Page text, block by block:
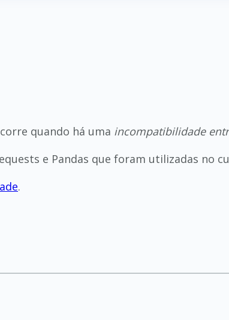
quando há uma incompatibilidade
e Pandas que foram utilizadas no
.